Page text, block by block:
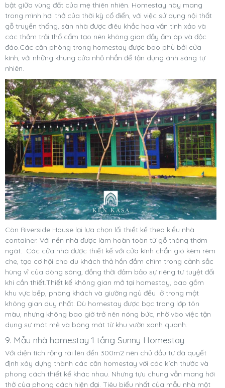
bật giữa vùng đất của mẹ thiên nhiên. Homestay này mang
trong mình hơi thở của thời kỳ cổ điển, với việc sử dụng nội thất
gỗ truyền thống, sàn nhà được điêu khắc hoa văn tinh xảo và
các thảm trải thổ cẩm tạo nên không gian đầy ấm áp và độc
đáo.Các căn phòng trong homestay được bao phủ bởi cửa
kính, với những khung cửa nhỏ nhắn để tận dụng ánh sáng tự
nhiên.
Còn Riverside House lại lựa chọn lối thiết kế theo kiểu nhà
container. Với nền nhà được làm hoàn toàn từ gỗ thông thơm
ngát. Các cửa nhà được thiết kế với cửa kính chắn gió kèm rèm
che, tạo cơ hội cho du khách thả hồn đắm chìm trong cảnh sắc
hùng vĩ của dòng sông, đồng thời đảm bảo sự riêng tư tuyệt đối
khi cần thiết.Thiết kế không gian mở tại homestay, bao gồm
khu vực bếp, phòng khách và giường ngủ đều ở trong một
không gian duy nhất. Dù homestay được bọc trong lớp tôn
màu, nhưng không bao giờ trở nên nóng bức, nhờ vào việc tận
dụng sự mát mẻ và bóng mát từ khu vườn xanh quanh.
9. Mẫu nhà homestay 1 tầng Sunny Homestay
Với diện tích rộng rãi lên đến 300m2 nên chủ đầu tư đã quyết
định xây dựng thành các căn homestay với các kích thước và
phong cách thiết kế khác nhau. Nhưng tựu chung vẫn mang hơi
thở của phong cách hiện đại. Tiêu biểu nhất của mẫu nhà một